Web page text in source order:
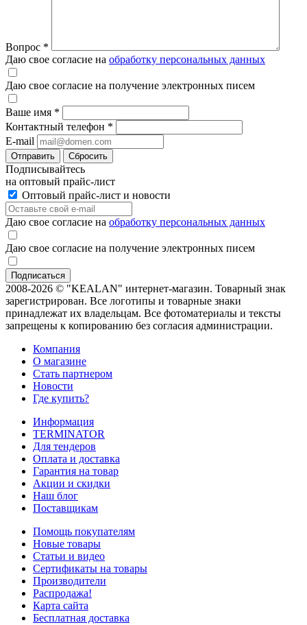
Вопрос *
Даю свое согласие на обработку персональных данных
Даю свое согласие на получение электронных писем
Ваше имя *
Контактный телефон *
E-mail
Отправить Сбросить
Подписывайтесь
на оптовый прайс-лист
Оптовый прайс-лист и новости
Даю свое согласие на обработку персональных данных
Даю свое согласие на получение электронных писем
2008-2026 © "KEALAN" интернет-магазин. Товарный знак
зарегистрирован. Все логотипы и товарные знаки
принадлежат их владельцам. Все фотоматериалы и тексты
запрещены к копированию без согласия администрации.
Компания
О магазине
Стать партнером
Новости
Где купить?
Информация
TERMINATOR
Для тендеров
Оплата и доставка
Гарантия на товар
Акции и скидки
Наш блог
Поставщикам
Помощь покупателям
Новые товары
Статьи и видео
Сертификаты на товары
Производители
Распродажа!
Карта сайта
Бесплатная доставка